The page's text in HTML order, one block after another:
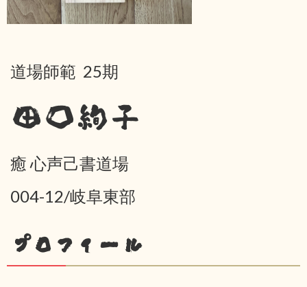
道場師範 25期
田口絢子
癒 心声己書道場
004-12/岐阜東部
プロフィール